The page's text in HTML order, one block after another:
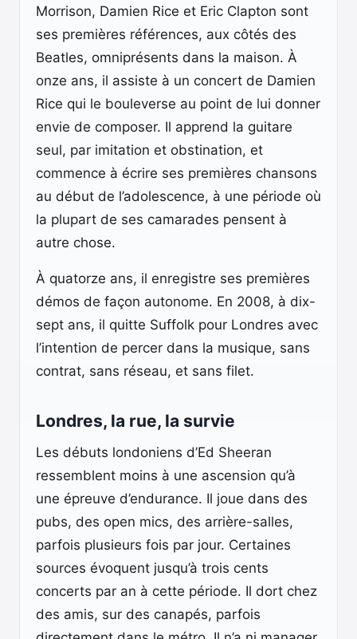
Morrison, Damien Rice et Eric Clapton sont
ses premières références, aux côtés des
Beatles, omniprésents dans la maison. À
onze ans, il assiste à un concert de Damien
Rice qui le bouleverse au point de lui donner
envie de composer. Il apprend la guitare
seul, par imitation et obstination, et
commence à écrire ses premières chansons
au début de l’adolescence, à une période où
la plupart de ses camarades pensent à
autre chose.
À quatorze ans, il enregistre ses premières
démos de façon autonome. En 2008, à dix-
sept ans, il quitte Suffolk pour Londres avec
l’intention de percer dans la musique, sans
contrat, sans réseau, et sans filet.
Londres, la rue, la survie
Les débuts londoniens d’Ed Sheeran
ressemblent moins à une ascension qu’à
une épreuve d’endurance. Il joue dans des
pubs, des open mics, des arrière-salles,
parfois plusieurs fois par jour. Certaines
sources évoquent jusqu’à trois cents
concerts par an à cette période. Il dort chez
des amis, sur des canapés, parfois